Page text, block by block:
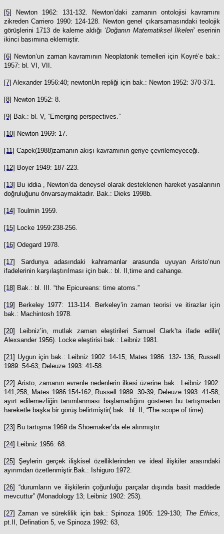
[5]
Newton 1962: 131-132. Newton’daki zamanın ontolojisi kavramını
zikreden Carriero 1990: 124-128. Newton genel çıkarsamasındaki teolojik
görüşlerini 1713 de kaleme aldığı ‘Doğanın Matematiksel İlkeleri’eserinin
ikinci basımına eklemiştir.
[6] Newton’un zaman kavramının Neoplatonik temelleri için Koyré’e bak.:
1957: bl. VI, VII.
[7] Alexander 1956:40; newtonUn repliği için bak.: Newton 1952: 370-371.
[8] Newton 1952: 8.
[9] Bak.: bl. V, “Emerging perspectives.”
[10] Newton 1969: 17.
[11] Capek(1988)zamanın akışı kavramının geriye çevrilemeyeceği.
[12] Boyer 1949: 187-223.
[13] Bu iddia , Newton’da deneysel olarak desteklenen hareket yasalarının
doğruluğunu önvarsaymaktadır. Bak.: Dieks 1998b.
[14] Toulmin 1959.
[15] Locke 1959:238-256.
[16] Odegard 1978.
[17]
Sardunya adasındaki kahramanlar arasunda uyuyan Aristo’nun
ifadelerinin karşılaştırılması için bak.: bl. II,time and cahange.
[18] Bak.: bl. III. “the Epicureans: time atoms.”
[19]
Berkeley 1977: 113-114. Berkeley’in zaman teorisi ve itirazlar için
bak.: Machintosh 1978.
[20]
Leibniz’in, mutlak zaman eleştirileri Samuel Clark’ta ifade edilir(
Alexsander 1956). Locke eleştirisi bak.: Leibniz 1981.
[21] Uygun için bak.: Leibniz 1902: 14-15; Mates 1986: 132- 136; Russell
1989: 54-63; Deleuze 1993: 41-58.
[22] Aristo, zamanın evrenle nedenlerin ilkesi üzerine bak.: Leibniz 1902:
141,258; Mates 1986:154-162; Russell 1989: 30-39, Deleuze 1993: 41-58;
ayırt edilemezliğin tanımlanması başlamadığını gösteren bu tartışmadan
hareketle başka bir görüş belirtmiştir( bak.: bl. II, “The scope of time).
[23] Bu tartışma 1969 da Shoemaker’da ele alınmıştır.
[24] Leibniz 1956: 68.
[25] Şeylerin gerçek ilişkisel özelliklerinden ve ideal ilişkiler arasındaki
ayırımdan özetlenmiştir.Bak.: Ishiguro 1972.
[26] “durumların ve ilişkilerin çoğunluğu parçalar dışında basit maddede
mevcuttur” (Monadology 13; Leibniz 1902: 253).
[27] Zaman ve süreklilik için bak.: Spinoza 1905: 129-130; The Ethics,
pt.II, Defination 5, ve Spinoza 1992: 63,